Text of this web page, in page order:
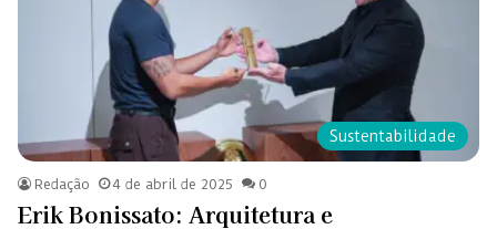
Sustentabilidade
Redação 4 de abril de 2025 0
Erik Bonissato: Arquitetura e